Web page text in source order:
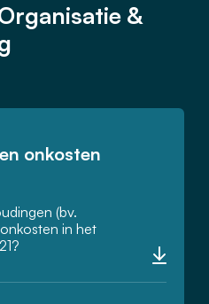
&
onkosten
(bv.
in het